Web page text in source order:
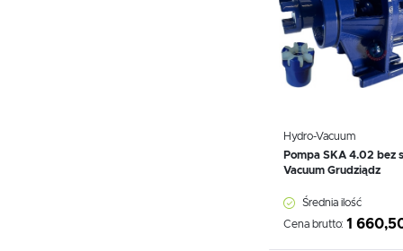
Hydro-Vacuum
Pompa SKA 4.02 bez
Vacuum Grudziądz
Średnia ilość
Cena brutto: 1